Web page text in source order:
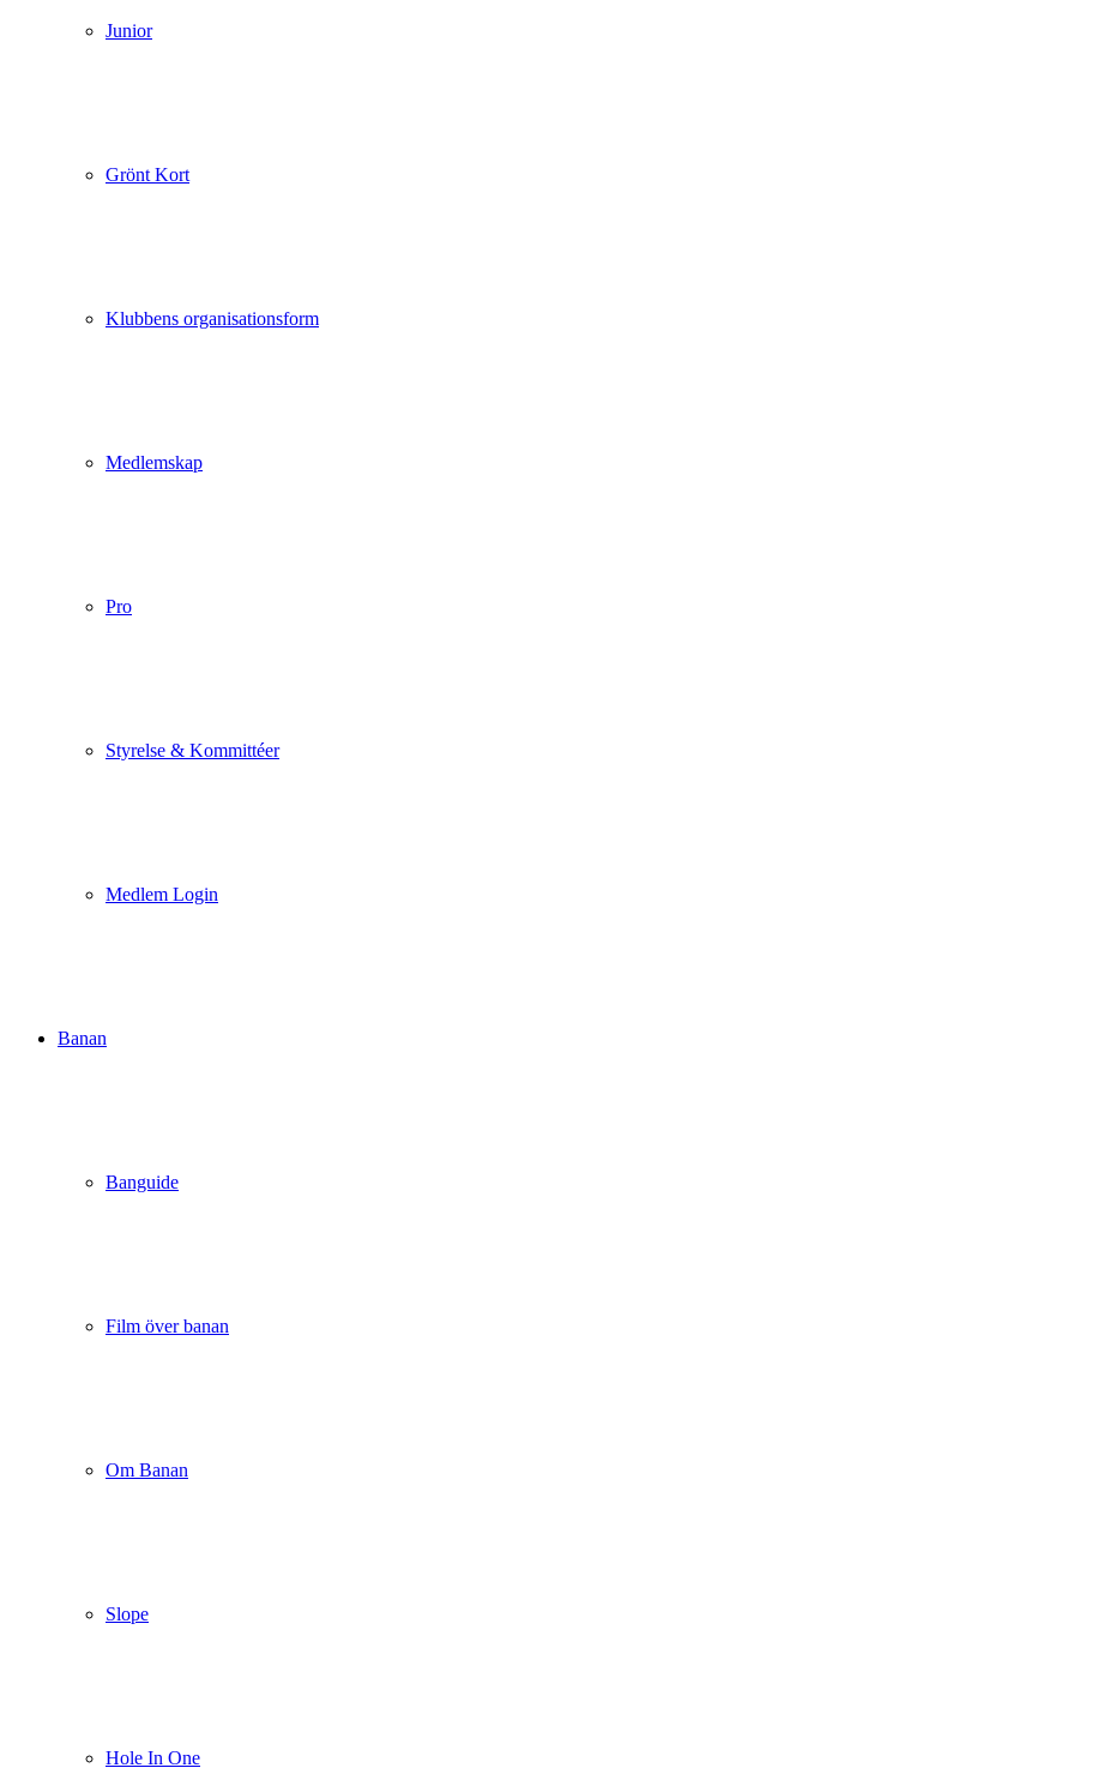
Junior
Grönt Kort
Klubbens organisationsform
Medlemskap
Pro
Styrelse & Kommittéer
Medlem Login
Banan
Banguide
Film över banan
Om Banan
Slope
Hole In One